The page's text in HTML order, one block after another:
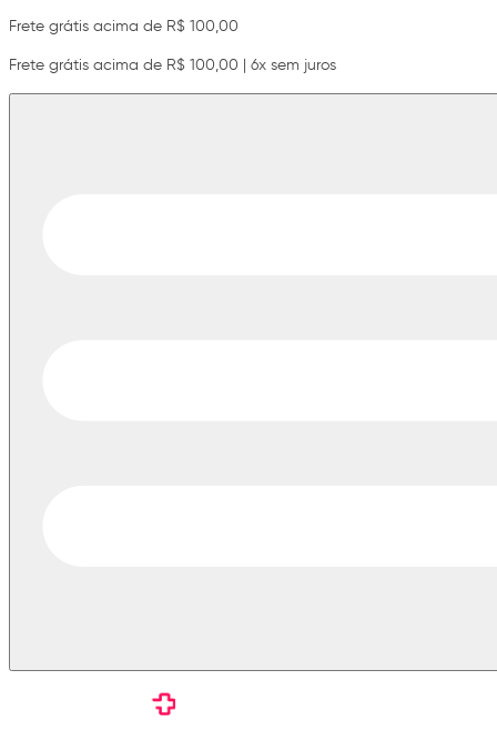
Frete grátis acima de R$ 100,00
Frete grátis acima de R$ 100,00 | 6x sem juros